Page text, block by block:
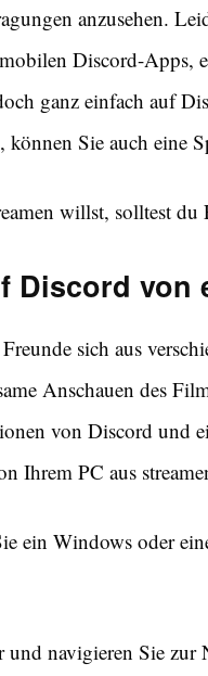
anzusehen.
Discord-Apps,
ganz einfach auf
können Sie auch eine
willst, solltest du
Discord von
sich aus
Anschauen des
von Discord und
Ihrem PC aus
ein Windows oder
navigieren Sie zur